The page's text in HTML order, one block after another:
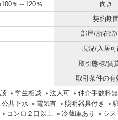
％～120％ 向き
契約期間
部屋/所在階
現況/入居可
取引態様/賃
取引条件の有
学生相談 法人可 仲介手数料
公共下水 電気有 照明器具付き
コンロ２口以上 冷蔵庫あり シ